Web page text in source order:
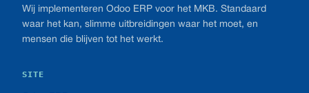
Wij implementeren Odoo ERP voor het MKB. Standaard
waar het kan, slimme uitbreidingen waar het moet, en
mensen die blijven tot het werkt.
SITE